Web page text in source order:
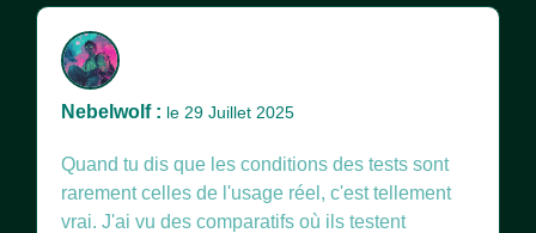
Nebelwolf : le 29 Juillet 2025
Quand tu dis que les conditions des tests sont
rarement celles de l'usage réel, c'est tellement
vrai. J'ai vu des comparatifs où ils testent